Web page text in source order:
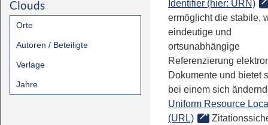
Clouds
Orte
Autoren / Beteiligte
Verlage
Jahre
Identifier (hier: URN)
ermöglicht die stabile,
eindeutige und
ortsunabhängige
Referenzierung
Dokumente und bietet
bei einem sich
Uniform Resource
(URL)